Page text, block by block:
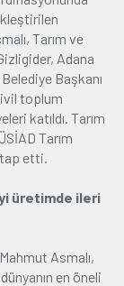
Tarım ve
Adana
Başkanı
toplum
katıldı. Tarım
Tarım
etti.
üretimde ileri
Asmalı,
en öneli